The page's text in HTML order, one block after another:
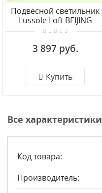
Подвесной светильник
Lussole Loft BEIJING
GRLSP-8130
3 897 руб.
Купить
Все характеристики
Код товара:
Производитель: